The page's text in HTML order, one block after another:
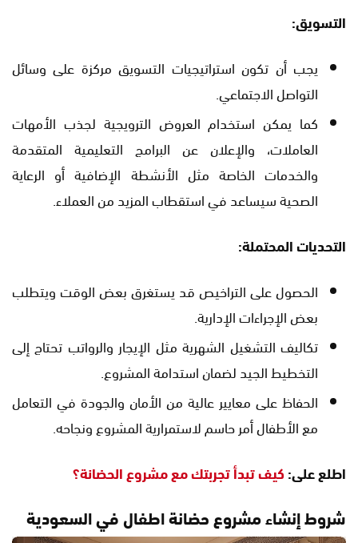
التسويق:
يجب أن تكون استراتيجيات التسويق مركزة على وسائل
التواصل الاجتماعي.
كما يمكن استخدام العروض الترويجية لجذب الأمهات
العاملات، والإعلان عن البرامج التعليمية المتقدمة
والخدمات الخاصة مثل الأنشطة الإضافية أو الرعاية
الصحية سيساعد في استقطاب المزيد من العملاء.
التحديات المحتملة:
الحصول على التراخيص قد يستغرق بعض الوقت ويتطلب
بعض الإجراءات الإدارية.
تكاليف التشغيل الشهرية مثل الإيجار والرواتب تحتاج إلى
التخطيط الجيد لضمان استدامة المشروع.
الحفاظ على معايير عالية من الأمان والجودة في التعامل
مع الأطفال أمر حاسم لاستمرارية المشروع ونجاحه.
اطلع على:كيف تبدأ تجربتك مع مشروع الحضانة؟
شروط إنشاء مشروع حضانة اطفال في السعودية